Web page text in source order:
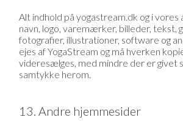
Alt indhold på yogastream.dk og i vores
navn, logo, varemærker, billeder, tekst,
fotografier, illustrationer, software og
ejes af YogaStream og må hverken
videresælges, med mindre der er givet
samtykke herom.
13. Andre hjemmesider